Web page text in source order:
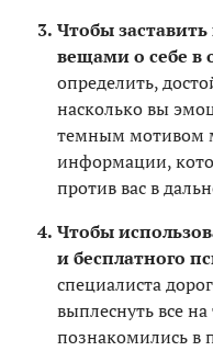
Чтобы
вещами о себе в
определить,
насколько вы
темным мотивом
информации,
против вас в
Чтобы
и бесплатного
специалиста
выплеснуть все
познакомились в